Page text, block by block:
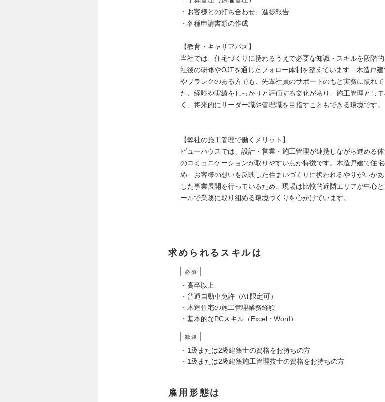
・お客様との打ち合わせ、進捗報告
・各種申請書類の作成
【教育・キャリアパス】
当社では、住宅づくりに携わるうえで必要な知識・スキルを段階
社後の研修やOJTを通じたフォロー体制を整えています！木造戸
やブランクのある方でも、先輩社員のサポートのもと実務に慣れ
た、経験や実績をしっかりと評価する文化があり、施工管理とし
く、将来的にリーダー職や管理職を目指すこともできる環境です。
【弊社の施工管理で働くメリット】
ビューハウスでは、設計・営業・施工管理が連携しながら進める
のコミュニケーションが取りやすい点が特徴です。木造戸建て住
め、お客様の想いを反映した住まいづくりに携われるやりがいが
した事業展開を行っているため、現場は比較的近隣エリアが中心
ールで業務に取り組める環境づくりを心がけています。
求められるスキルは
必須
・高卒以上
・普通自動車免許（AT限定可）
・木造住宅の施工管理業務経験
・基本的なPCスキル（Excel・Word）
歓迎
・1級または2級建築士の資格をお持ちの方
・1級または2級建築施工管理技士の資格をお持ちの方
雇用形態は